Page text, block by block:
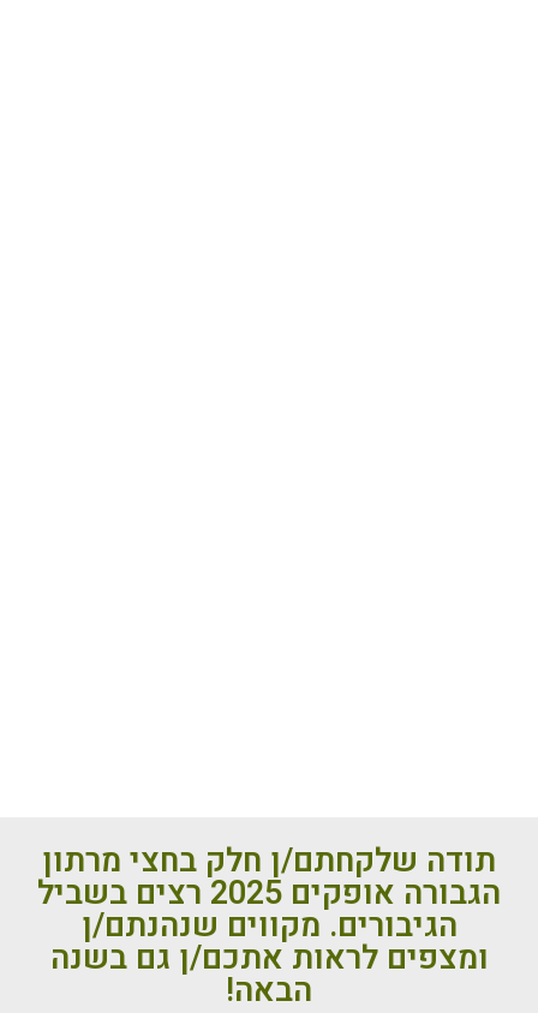
תודה שלקחתם/ן חלק בחצי מרתון
הגבורה אופקים 2025 רצים בשביל
הגיבורים. מקווים שנהנתם/ן
ומצפים לראות אתכם/ן גם בשנה
הבאה!